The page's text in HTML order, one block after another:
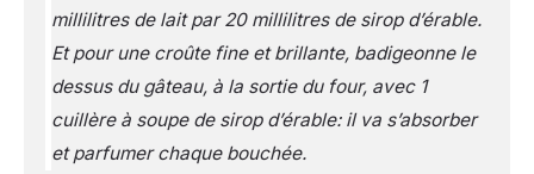
millilitres de lait par 20 millilitres de sirop d’érable.
Et pour une croûte fine et brillante, badigeonne le
dessus du gâteau, à la sortie du four, avec 1
cuillère à soupe de sirop d’érable: il va s’absorber
et parfumer chaque bouchée.